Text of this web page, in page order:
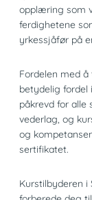
opplæring som
ferdighetene
yrkessjåfør på
Fordelen med
betydelig fordel
påkrevd for
vederlag, og
og
sertifikatet.
Kurstilbyderen